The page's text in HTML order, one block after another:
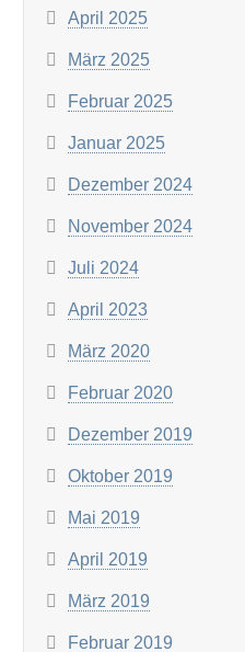
April 2025
März 2025
Februar 2025
Januar 2025
Dezember 2024
November 2024
Juli 2024
April 2023
März 2020
Februar 2020
Dezember 2019
Oktober 2019
Mai 2019
April 2019
März 2019
Februar 2019